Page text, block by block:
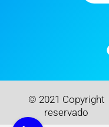
© 2021 Copyright
reservado